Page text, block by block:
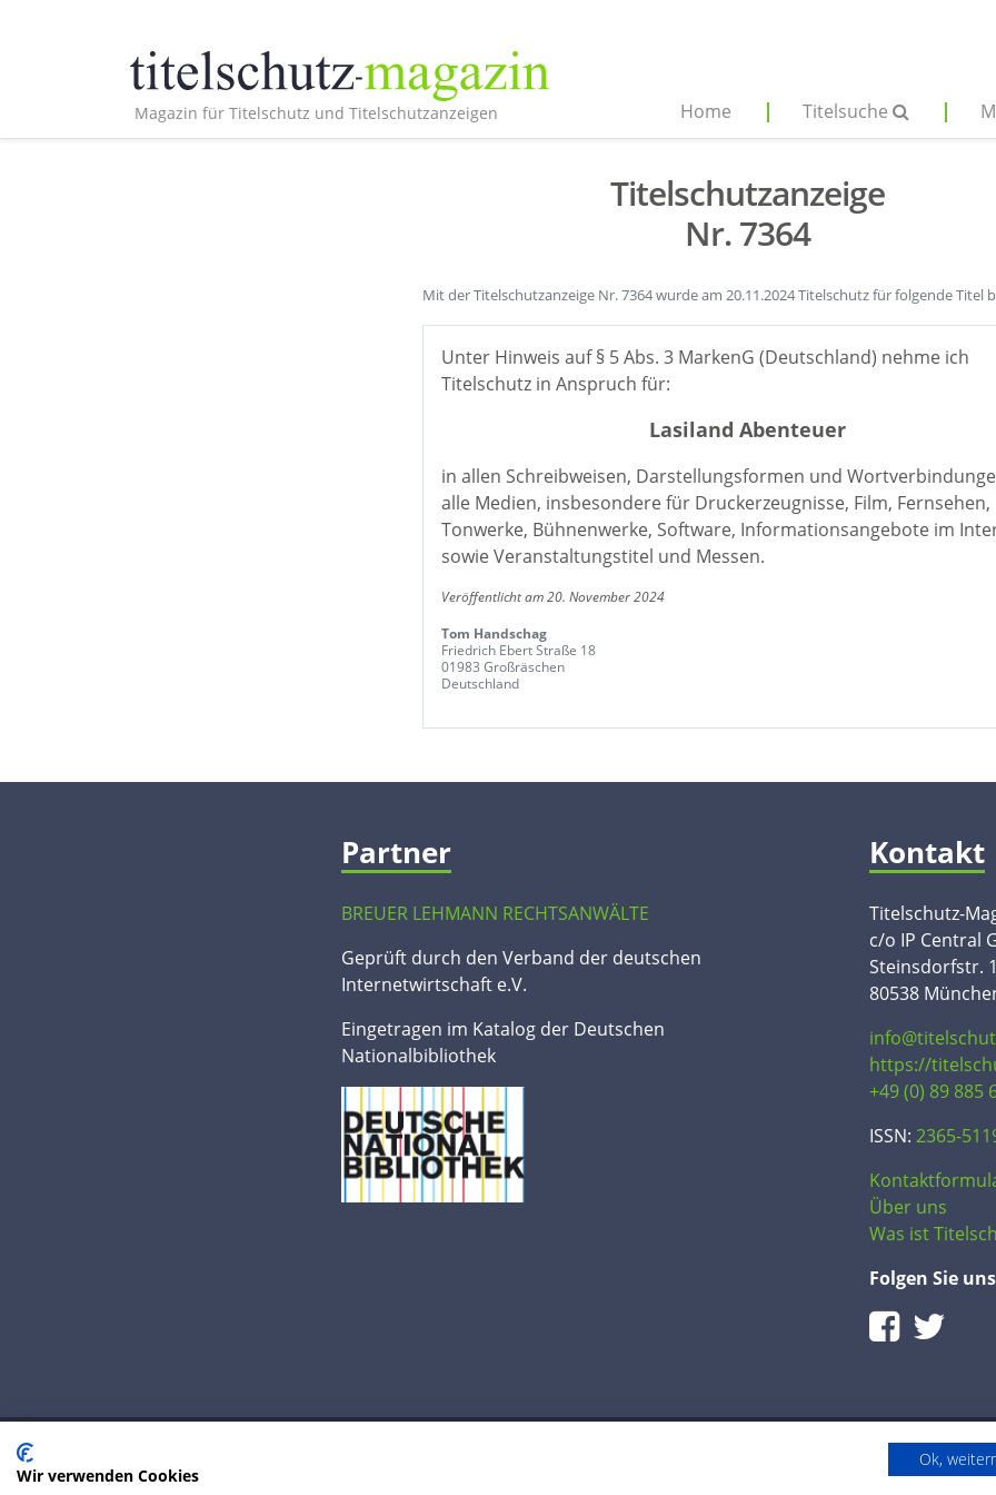
Magazin für Titelschutz und Titelschutzanzeigen Home Titelsuche
Titelschutzanzeige
Nr. 7364
Mit der Titelschutzanzeige Nr. 7364 wurde am 20.11.2024 Titelschutz für folgende Titel
Unter Hinweis auf § 5 Abs. 3 MarkenG (Deutschland) nehme ich
Titelschutz in Anspruch für:
Lasiland Abenteuer
in allen Schreibweisen, Darstellungsformen und
alle Medien, insbesondere für Druckerzeugnisse, Film, Fernsehen,
Tonwerke, Bühnenwerke, Software, Informationsangebote im
sowie Veranstaltungstitel und Messen.
Veröffentlicht am 20. November 2024
Tom Handschag
Friedrich Ebert Straße 18
01983 Großräschen
Deutschland
Partner
BREUER LEHMANN RECHTSANWÄLTE
Geprüft durch den Verband der deutschen
Internetwirtschaft e.V.
Eingetragen im Katalog der Deutschen
Nationalbibliothek
Kontakt
Titelschutz-
c/o IP Central
Steinsdorfstr.
80538
https://
+49 (0) 89 885
ISSN: 2365-
Über uns
Was ist
Folgen Sie uns
© 2020 IP Central GmbH
Wir verwenden Cookies
Ok,